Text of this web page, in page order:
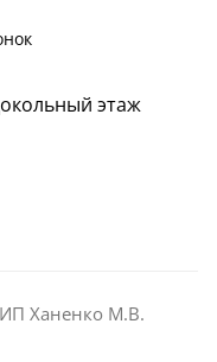
этаж
Ханенко М.В.